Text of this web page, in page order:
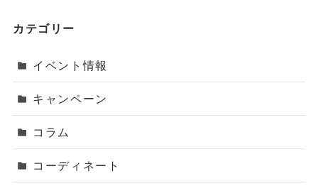
カテゴリー
イベント情報
キャンペーン
コラム
コーディネート